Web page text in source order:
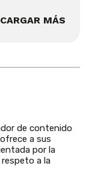
CARGAR MÁS
de contenido
a sus
por la
respeto a la